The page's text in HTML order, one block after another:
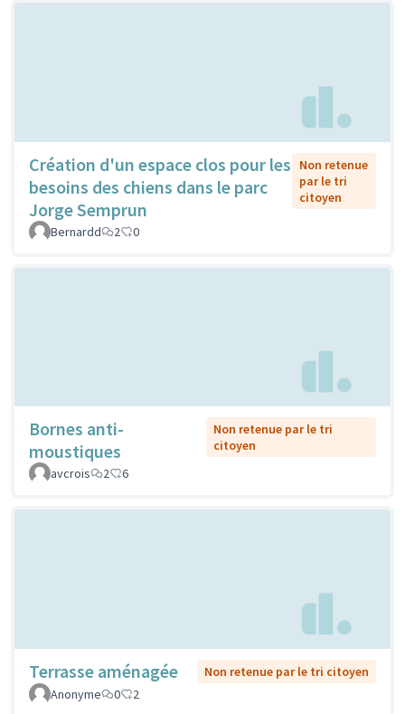
Création d'un espace clos pour les
besoins des chiens dans le parc
Jorge Semprun
Non retenue
par le tri
citoyen
Bernardd 2 0
Bornes anti-
moustiques
Non retenue par le tri
citoyen
avcrois
2 6
Terrasse aménagée
Non retenue par le tri citoyen
Anonyme
0 2